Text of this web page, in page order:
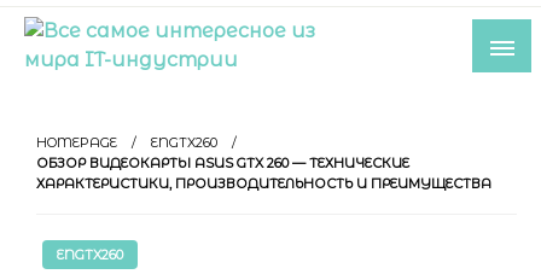
Skip
content
индустрии
HOMEPAGE
ENGTX260
ОБЗОР ВИДЕОКАРТЫ ASUS GTX 260 — ТЕХНИЧЕСКИЕ
ХАРАКТЕРИСТИКИ, ПРОИЗВОДИТЕЛЬНОСТЬ И ПРЕИМУЩЕСТВА
ENGTX260